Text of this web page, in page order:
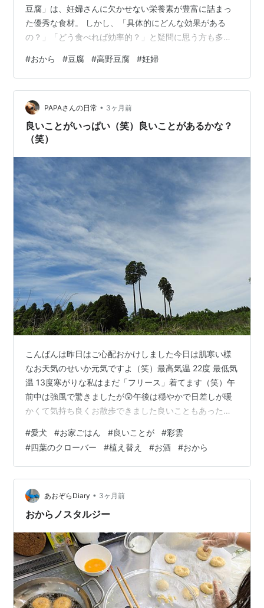
豆腐」は、妊婦さんに欠かせない栄養素が豊富に詰まっ
た優秀な食材。 しかし、「具体的にどんな効果がある
の？」「どう食べれば効率的？」と疑問に思う方も多い
の栄養効果と、妊娠中におすすめの簡単で健康的な食べ
方を分かりやすく解説します。 ***目次*** 3つの食材の
特徴（おから・豆腐・高野豆腐とは？） 【比較表】100g
あたりの栄養成分量 目的別！どの食材が一番栄養価が高
い？ おから・豆腐・高野豆腐の嬉しい効果・効能 1. おか
ら：腸活とダイエット…
#おから #豆腐 #高野豆腐 #妊婦
PAPAさんの日常 • 3ヶ月前
良いことがいっぱい（笑）良いことがあるかな？
（笑）
こんばんは昨日はご心配おかけしました今日は肌寒い様
なお天気のせいか元気ですよ（笑）最高気温 22度 最低気
温 13度寒がりな私はまだ「フリース」着てます（笑）午
前中は強風で驚きましたが😲午後は穏やかで日差しが暖
かくて気持ち良くお散歩できました良いこともあったし
「彩雲」に会えました👏 天に龍が登っていくようです
（笑） 四葉のクローバー見っけ💕 「そら君」「抱っこし
て‼️」だって（笑） 一度抱っこするとよく歩きますよ🚶
朝 息子に「おやつ」もらったよ（笑） お兄ちゃん孫姫一
輪車 お上手だね👏 風の強い中お花の植え替えしたよガザ
ニア 斑入り「ブル…
#愛犬 #お家ごはん #良いことが #彩雲
#四葉のクローバー #植え替え #お酒 #おから
あおぞらDiary • 3ヶ月前
おからノスタルジー